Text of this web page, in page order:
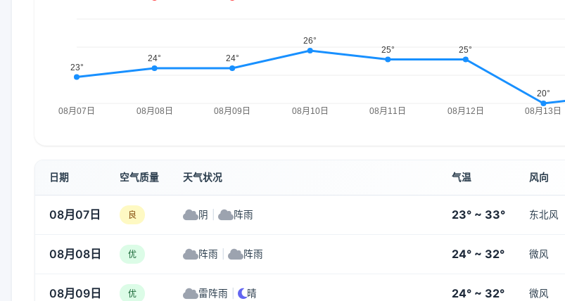
日期 空气质量 天气状况 气温 风向
08月07日 良 阴 阵雨 23° ~ 33° 东北风
08月08日 优 阵雨 阵雨 24° ~ 32° 微风
08月09日 优 雷阵雨 晴 24° ~ 32° 微风